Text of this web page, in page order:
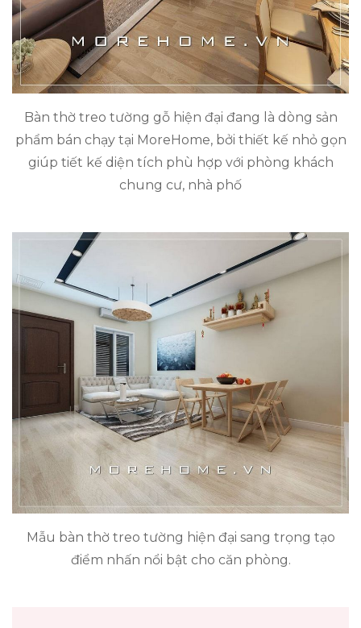
Bàn thờ treo tường gỗ hiện đại đang là dòng sản
phẩm bán chạy tại MoreHome, bởi thiết kế nhỏ gọn
giúp tiết kế diện tích phù hợp với phòng khách
chung cư, nhà phố
Mẫu bàn thờ treo tường hiện đại sang trọng tạo
điểm nhấn nổi bật cho căn phòng.